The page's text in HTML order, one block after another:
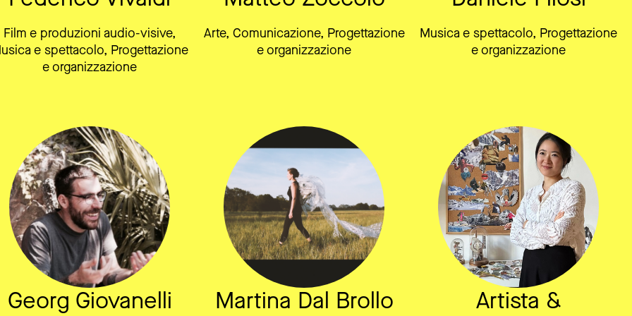
Film e produzioni audio-visive,
e spettacolo, Progettazione
e organizzazione
Arte, Comunicazione, Progettazione
e organizzazione
Musica e spettacolo, Progettazione
e organizzazione
Georg Giovanelli Martina Dal Brollo
Artista &